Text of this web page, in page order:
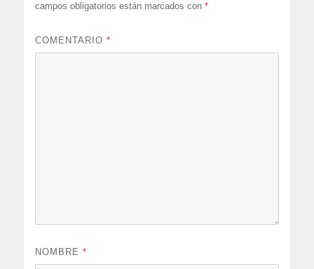
campos obligatorios están marcados con*
COMENTARIO*
NOMBRE*